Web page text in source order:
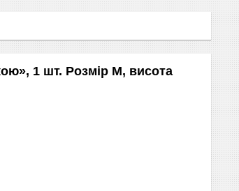
1 шт. Розмір М, висота